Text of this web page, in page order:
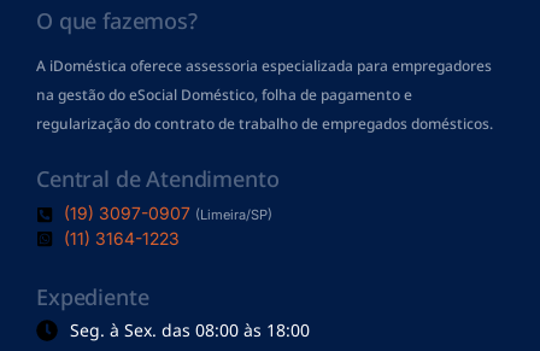
O que fazemos?
A iDoméstica oferece assessoria especializada para empregadores
na gestão do eSocial Doméstico, folha de pagamentoe
regularização do contrato de trabalho de empregados domésticos.
Central de Atendimento
(19) 3097-0907 (Limeira/SP)
(11) 3164-1223
Expediente
Seg. à Sex. das 08:00 às 18:00